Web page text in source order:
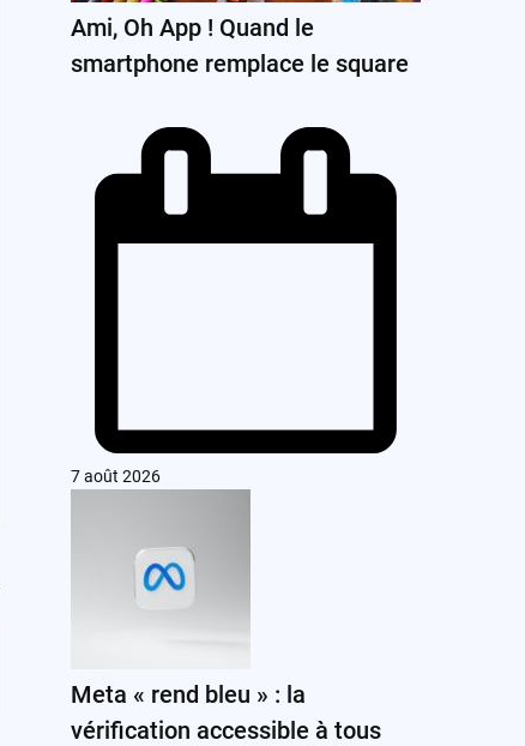
Ami, Oh App ! Quand le
smartphone remplace le square
7 août 2026
Meta « rend bleu » : la
vérification accessible à tous